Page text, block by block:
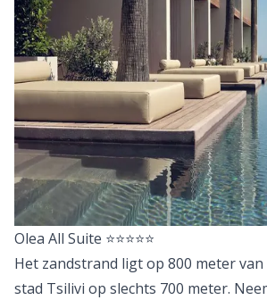
Olea All Suite ⭐⭐⭐⭐⭐
Het zandstrand ligt op 800 meter
stad Tsilivi op slechts 700 meter.